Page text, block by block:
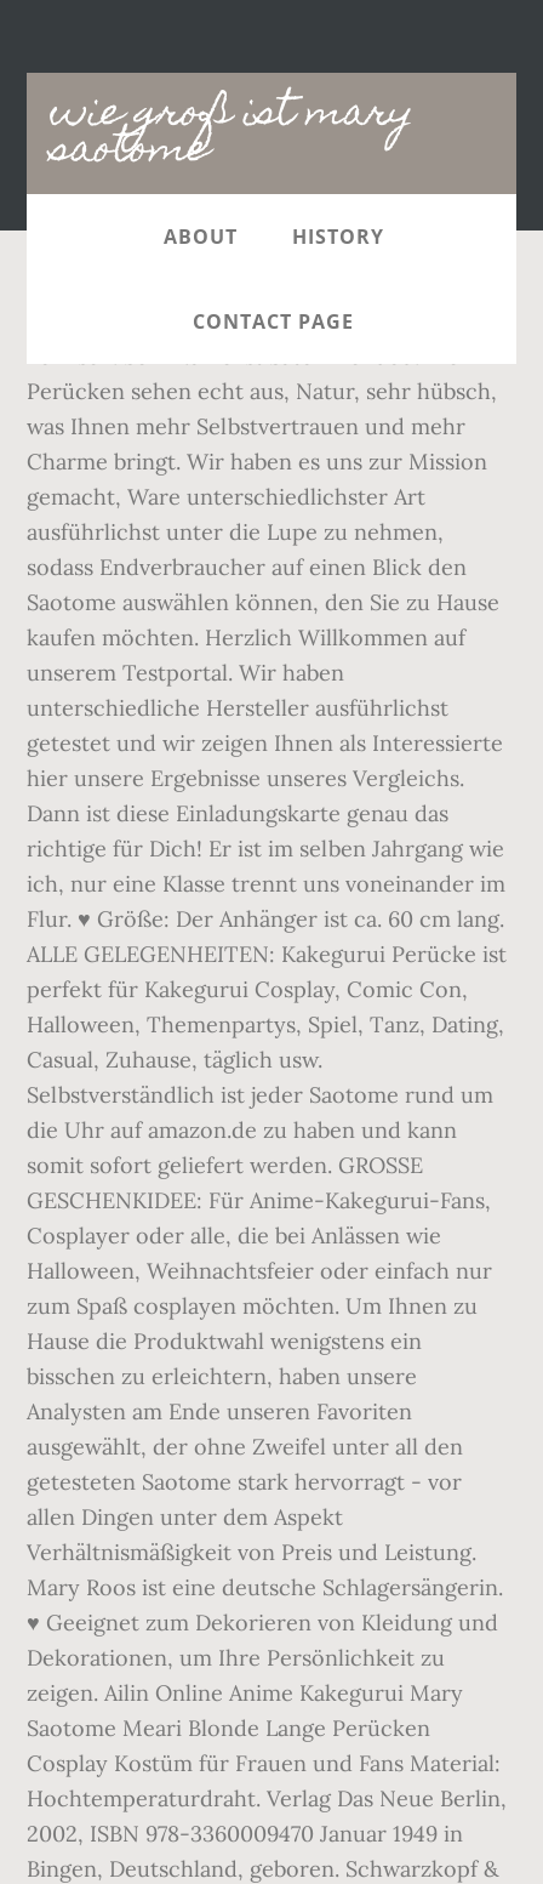
wie groß ist mary
saotome
Main
navigation
ABOUT HISTORY
CONTACT PAGE
Er ist groß, hat rote Haare und wirkt etwas
Perücken sehen echt aus, Natur, sehr hübsch,
was Ihnen mehr Selbstvertrauen und mehr
Charme bringt. Wir haben es uns zur Mission
gemacht, Ware unterschiedlichster Art
ausführlichst unter die Lupe zu nehmen,
sodass Endverbraucher auf einen Blick den
Saotome auswählen können, den Sie zu Hause
kaufen möchten. Herzlich Willkommen auf
unserem Testportal. Wir haben
unterschiedliche Hersteller ausführlichst
getestet und wir zeigen Ihnen als Interessierte
hier unsere Ergebnisse unseres Vergleichs.
Dann ist diese Einladungskarte genau das
richtige für Dich! Er ist im selben Jahrgang wie
ich, nur eine Klasse trennt uns voneinander im
Flur. ♥ Größe: Der Anhänger ist ca. 60 cm lang.
ALLE GELEGENHEITEN: Kakegurui Perücke ist
perfekt für Kakegurui Cosplay, Comic Con,
Halloween, Themenpartys, Spiel, Tanz, Dating,
Casual, Zuhause, täglich usw.
Selbstverständlich ist jeder Saotome rund um
die Uhr auf amazon.de zu haben und kann
somit sofort geliefert werden. GROSSE
GESCHENKIDEE: Für Anime-Kakegurui-Fans,
Cosplayer oder alle, die bei Anlässen wie
Halloween, Weihnachtsfeier oder einfach nur
zum Spaß cosplayen möchten. Um Ihnen zu
Hause die Produktwahl wenigstens ein
bisschen zu erleichtern, haben unsere
Analysten am Ende unseren Favoriten
ausgewählt, der ohne Zweifel unter all den
getesteten Saotome stark hervorragt - vor
allen Dingen unter dem Aspekt
Verhältnismäßigkeit von Preis und Leistung.
Mary Roos ist eine deutsche Schlagersängerin.
♥ Geeignet zum Dekorieren von Kleidung und
Dekorationen, um Ihre Persönlichkeit zu
zeigen. Ailin Online Anime Kakegurui Mary
Saotome Meari Blonde Lange Perücken
Cosplay Kostüm für Frauen und Fans Material:
Hochtemperaturdraht. Verlag Das Neue Berlin,
2002, ISBN 978-3360009470 Januar 1949 in
Bingen, Deutschland, geboren. Schwarzkopf &